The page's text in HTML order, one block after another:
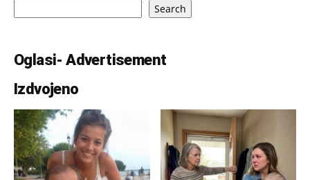
Search
Oglasi- Advertisement
Izdvojeno